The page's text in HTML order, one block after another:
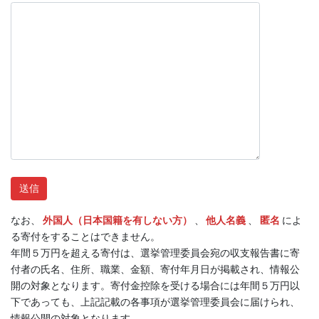
なお、 外国人（日本国籍を有しない方） 他人名義 匿名 によ
る寄付をすることはできません。
年間５万円を超える寄付は、選挙管理委員会宛の収支報告書に寄
付者の氏名、住所、職業、金額、寄付年月日が掲載され、情報公
開の対象となります。寄付金控除を受ける場合には年間５万円以
下であっても、上記記載の各事項が選挙管理委員会に届けられ、